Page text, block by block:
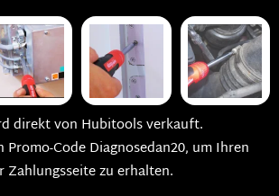
direkt von Hubitools verkauft.
Promo-Code Diagnosedan20, um Ihren
Zahlungsseite zu erhalten.